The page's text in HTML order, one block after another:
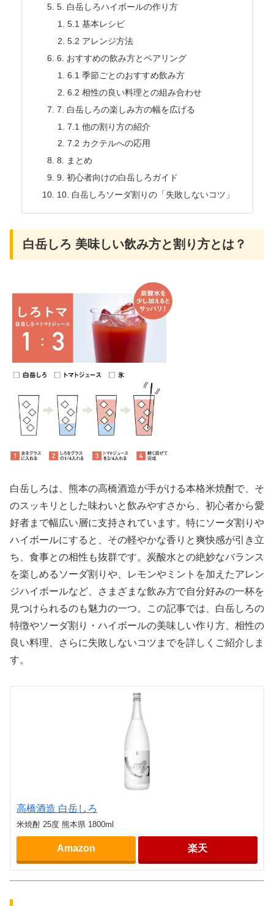
5. 白岳しろハイボールの作り方
5.1 基本レシピ
5.2 アレンジ方法
6. おすすめの飲み方とペアリング
6.1 季節ごとのおすすめ飲み方
6.2 相性の良い料理との組み合わせ
7. 白岳しろの楽しみ方の幅を広げる
7.1 他の割り方の紹介
7.2 カクテルへの応用
8. まとめ
9. 初心者向けの白岳しろガイド
10. 白岳しろソーダ割りの「失敗しないコツ」
白岳しろ 美味しい飲み方と割り方とは？
白岳しろは、熊本の高橋酒造が手がける本格米焼酎で、そ
のスッキリとした味わいと飲みやすさから、初心者から愛
好者まで幅広い層に支持されています。特にソーダ割りや
ハイボールにすると、その軽やかな香りと爽快感が引き立
ち、食事との相性も抜群です。炭酸水との絶妙なバランス
を楽しめるソーダ割りや、レモンやミントを加えたアレン
ジハイボールなど、さまざまな飲み方で自分好みの一杯を
見つけられるのも魅力の一つ。この記事では、白岳しろの
特徴やソーダ割り・ハイボールの美味しい作り方、相性の
良い料理、さらに失敗しないコツまでを詳しくご紹介しま
す。
高橋酒造 白岳しろ
米焼酎 25度 熊本県 1800ml
Amazon 楽天